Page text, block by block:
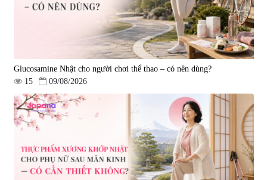
Viên uống bổ gan Ribeto Shoji
Hepaclean 60 viên
690.000 đ
Viên uống hỗ trợ cải thiện thoát
vị đĩa đệm Kyoto Has 30 viên
| 14.560
1.600.000 đ
Glucosamine Nhật cho người chơi thể thao – có nên dùng?
15
09/08/2026